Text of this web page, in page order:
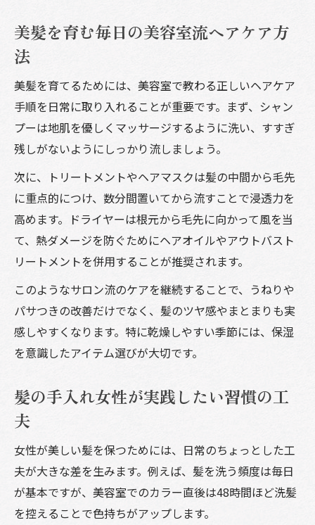
美髪を育む毎日の美容室流ヘアケア方
法
美髪を育てるためには、美容室で教わる正しいヘアケア
手順を日常に取り入れることが重要です。まず、シャン
プーは地肌を優しくマッサージするように洗い、すすぎ
残しがないようにしっかり流しましょう。
次に、トリートメントやヘアマスクは髪の中間から毛先
に重点的につけ、数分間置いてから流すことで浸透力を
高めます。ドライヤーは根元から毛先に向かって風を当
て、熱ダメージを防ぐためにヘアオイルやアウトバスト
リートメントを併用することが推奨されます。
このようなサロン流のケアを継続することで、うねりや
パサつきの改善だけでなく、髪のツヤ感やまとまりも実
感しやすくなります。特に乾燥しやすい季節には、保湿
を意識したアイテム選びが大切です。
髪の手入れ女性が実践したい習慣の工
夫
女性が美しい髪を保つためには、日常のちょっとした工
夫が大きな差を生みます。例えば、髪を洗う頻度は毎日
が基本ですが、美容室でのカラー直後は48時間ほど洗髪
を控えることで色持ちがアップします。